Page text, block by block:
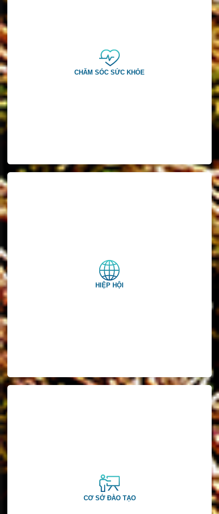
CHĂM SÓC SỨC KHỎE
HIỆP HỘI
CƠ SỞ ĐÀO TẠO